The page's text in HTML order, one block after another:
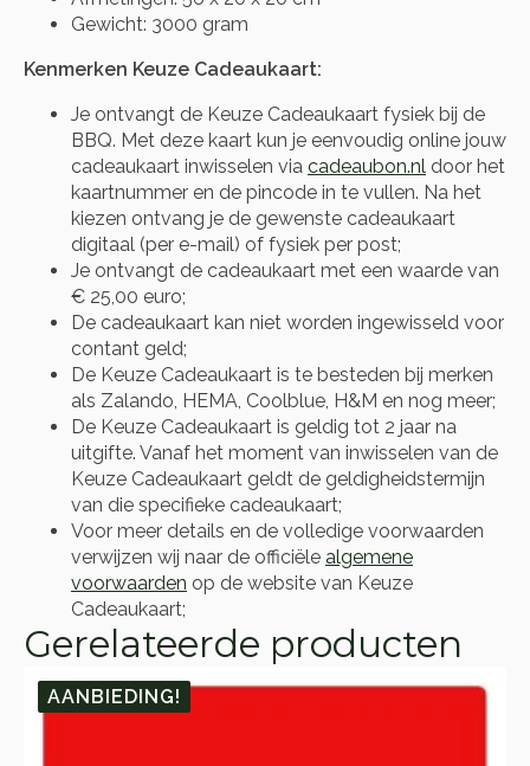
Gewicht: 3000 gram
Kenmerken Keuze Cadeaukaart:
Je ontvangt de Keuze Cadeaukaart fysiek bij de
BBQ. Met deze kaart kun je eenvoudig online jouw
cadeaukaart inwisselen via cadeaubon.nl door het
kaartnummer en de pincode in te vullen. Na het
kiezen ontvang je de gewenste cadeaukaart
digitaal (per e-mail) of fysiek per post;
Je ontvangt de cadeaukaart met een waarde van
€ 25,00 euro;
De cadeaukaart kan niet worden ingewisseld voor
contant geld;
De Keuze Cadeaukaart is te besteden bij merken
als Zalando, HEMA, Coolblue, H&M en nog meer;
De Keuze Cadeaukaart is geldig tot 2 jaar na
uitgifte. Vanaf het moment van inwisselen van de
Keuze Cadeaukaart geldt de geldigheidstermijn
van die specifieke cadeaukaart;
Voor meer details en de volledige voorwaarden
verwijzen wij naar de officiële algemene
voorwaarden op de website van Keuze
Cadeaukaart;
Gerelateerde producten
AANBIEDING!